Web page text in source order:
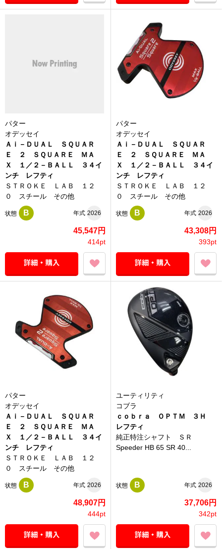
パター
オデッセイ
Ａｉ－ＤＵＡＬ ＳＱＵＡＲ
Ｅ ２ ＳＱＵＡＲＥ ＭＡ
Ｘ １／２－ＢＡＬＬ ３４イ
ンチ レフティ
ＳＴＲＯＫＥ ＬＡＢ １２
０ スチール その他
状態 B 年式 2026
45,547円
414pt
パター
オデッセイ
Ａｉ－ＤＵＡＬ ＳＱＵＡＲ
Ｅ ２ ＳＱＵＡＲＥ ＭＡ
Ｘ １／２－ＢＡＬＬ ３４イ
ンチ レフティ
ＳＴＲＯＫＥ ＬＡＢ １２
０ スチール その他
状態 B 年式 2026
43,308円
393pt
パター
オデッセイ
Ａｉ－ＤＵＡＬ ＳＱＵＡＲ
Ｅ ２ ＳＱＵＡＲＥ ＭＡ
Ｘ １／２－ＢＡＬＬ ３４イ
ンチ レフティ
ＳＴＲＯＫＥ ＬＡＢ １２
０ スチール その他
状態 B 年式 2026
48,907円
444pt
ユーティリティ
コブラ
ｃｏｂｒａ ＯＰＴＭ ３Ｈ
レフティ
純正特注シャフト ＳＲ
Speeder HB 65 SR 40...
状態 B 年式 2026
37,706円
342pt